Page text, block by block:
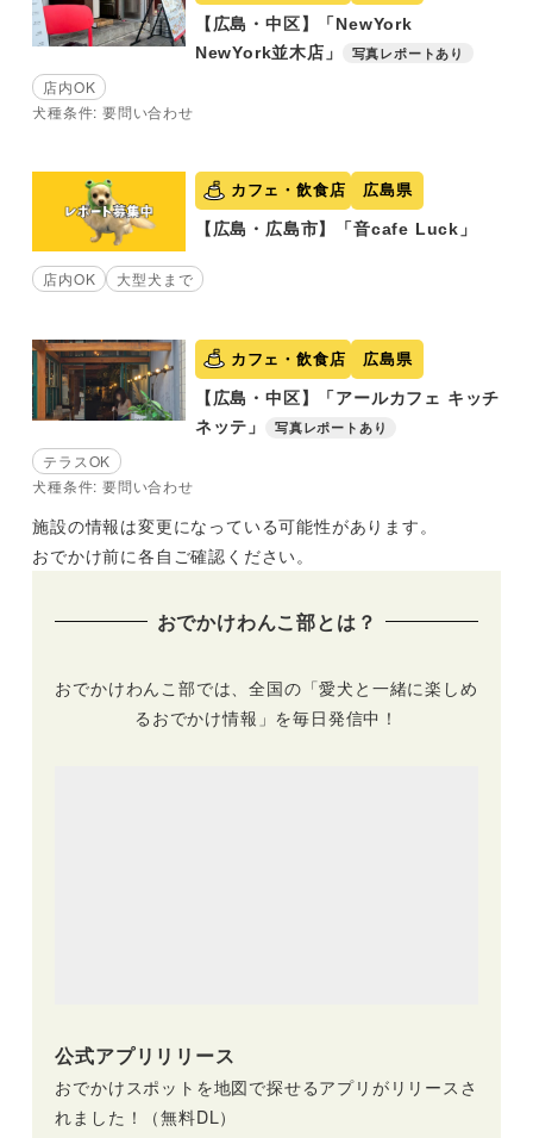
【広島・中区】「NewYork
NewYork並木店」
写真レポートあり
店内OK
犬種条件: 要問い合わせ
カフェ・飲食店 広島県
【広島・広島市】「音cafe Luck」
店内OK 大型犬まで
カフェ・飲食店 広島県
【広島・中区】「アールカフェ キッチ
ネッテ」
写真レポートあり
テラスOK
犬種条件: 要問い合わせ
施設の情報は変更になっている可能性があります。
おでかけ前に各自ご確認ください。
おでかけわんこ部とは？
おでかけわんこ部では、全国の「愛犬と一緒に楽しめ
るおでかけ情報」を毎日発信中！
公式アプリリリース
おでかけスポットを地図で探せるアプリがリリースさ
れました！（無料DL）